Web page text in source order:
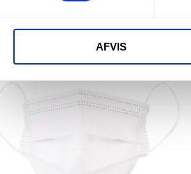
AFVIS
værnemidler